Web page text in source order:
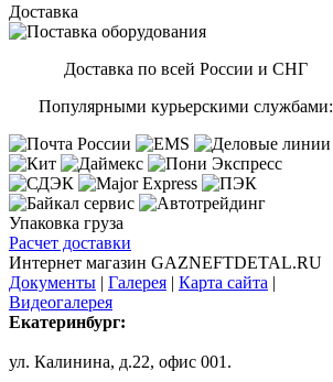
Доставка
Доставка по всей России и СНГ
Популярными курьерскими службами:
Упаковка груза
Расчет доставки
Интернет магазин GAZNEFTDETAL.RU
Документы | Галерея | Карта сайта |
Видеогалерея
Екатеринбург:
ул. Калинина, д.22, офис 001.